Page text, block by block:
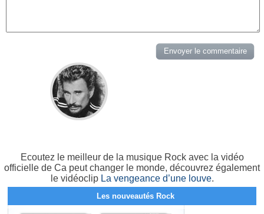
Ecoutez le meilleur de la musique Rock avec la vidéo
officielle de Ca peut changer le monde, découvrez également
le vidéoclip La vengeance d’une louve.
Les nouveautés Rock